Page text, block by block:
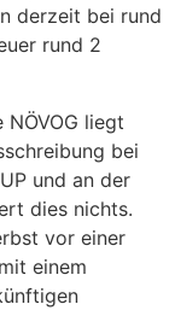
derzeit bei rund
rund 2
liegt
bei
und an der
dies nichts.
vor einer
einem